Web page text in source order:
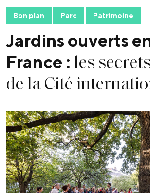
Bon plan Parc Patrimoine
Jardins ouverts
France : les
de la Cité